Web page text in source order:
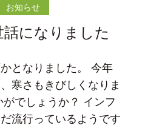
お知らせ
になりました
となりました。 今年
寒さもきびしくなりま
がでしょうか？ インフ
流行っているようです